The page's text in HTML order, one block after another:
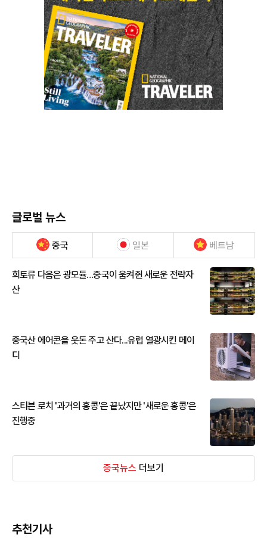
글로벌 뉴스
중국 일본 베트남
희토류 다음은 광모듈…중국이 움켜쥔 새로운 전략자
산
중국산 에어콘을 웃돈 주고 산다...유럽 열광시킨 메이
디
스티븐 로치 '과거의 홍콩'은 끝났지만 '새로운 홍콩'은
진행중
중국뉴스 더보기
추천기사